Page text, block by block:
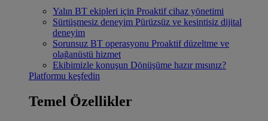
Yalın BT ekipleri için Proaktif cihaz yönetimi
Sürtüşmesiz deneyim Pürüzsüz ve kesintisiz dijital
deneyim
Sorunsuz BT operasyonu Proaktif düzeltme ve
olağanüstü hizmet
Ekibimizle konuşun Dönüşüme hazır mısınız?
Platformu keşfedin
Temel Özellikler